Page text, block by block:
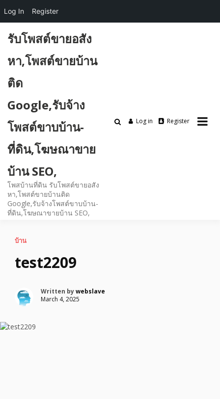
content
รับโพสต์ขายอสัง
หา,โพสต์ขายบ้าน
ติด
Google,รับจ้าง
โพสต์ขาบบ้าน-
ที่ดิน,โฆษณาขาย
บ้าน SEO,
โพสบ้านที่ดิน รับโพสต์ขายอสัง
หา,โพสต์ขายบ้านติด
Google,รับจ้างโพสต์ขาบบ้าน-
ที่ดิน,โฆษณาขายบ้าน SEO,
Log in Register
บ้าน
test2209
Written bywebslave
March 4, 2025
Log In Register